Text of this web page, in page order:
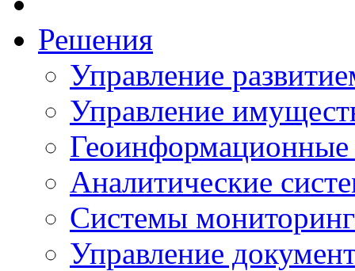
Решения
Управление
Управление
Аналитические
Системы
Управление